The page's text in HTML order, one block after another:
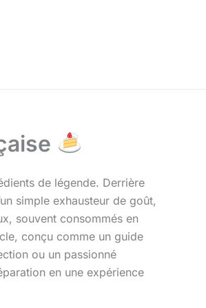
de légende. Derrière
simple exhausteur de goût,
souvent consommés en
conçu comme un guide
ou un passionné
en une expérience